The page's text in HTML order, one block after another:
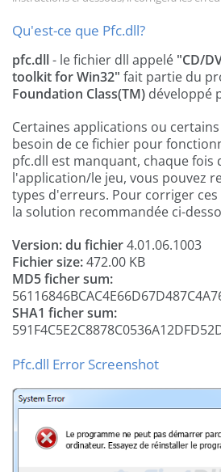
Qu'est-ce que Pfc.dll?
pfc.dll- le fichier dll appelé "CD/
toolkit for Win32" fait partie du
Foundation Class(TM) développé
Certaines applications ou
besoin de ce fichier pour
pfc.dll est manquant, chaque fois
l'application/le jeu, vous pouvez
types d'erreurs. Pour corriger
la solution recommandée ci-
Version: du fichier4.01.06.1003
Fichier size:472.00 KB
MD5 ficher sum:
SHA1 ficher sum:
Pfc.dll Error Screenshot